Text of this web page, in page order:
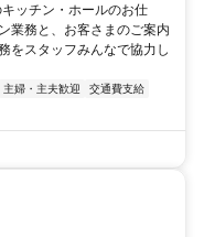
ッチン・ホールのお仕
業務と、お客さまのご案内
をスタッフみんなで協力し
主婦・主夫歓迎
交通費支給